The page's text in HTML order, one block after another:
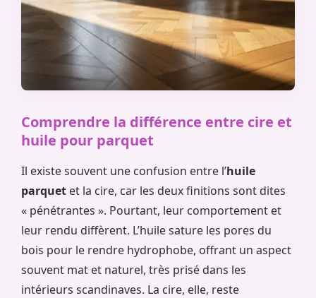
Comprendre la différence entre cire et
huile pour parquet
Il existe souvent une confusion entre l’huile
parquet et la cire, car les deux finitions sont dites
« pénétrantes ». Pourtant, leur comportement et
leur rendu diffèrent. L’huile sature les pores du
bois pour le rendre hydrophobe, offrant un aspect
souvent mat et naturel, très prisé dans les
intérieurs scandinaves. La cire, elle, reste